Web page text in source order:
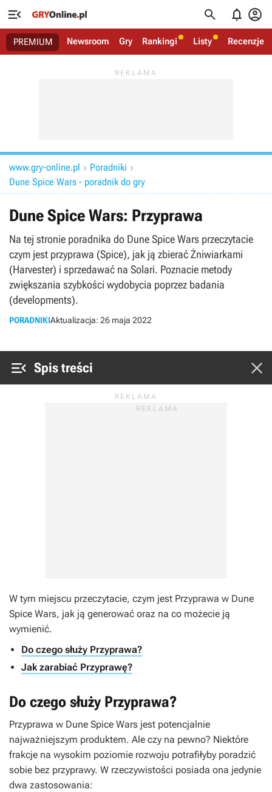
   
PREMIUM Newsroom Gry Rankingi Listy Recenzje
www.gry-online.pl  Poradniki 
Dune Spice Wars - poradnik do gry
Dune Spice Wars: Przyprawa
Na tej stronie poradnika do Dune Spice Wars przeczytacie
czym jest przyprawa (Spice), jak ją zbierać Żniwiarkami
(Harvester) i sprzedawać na Solari. Poznacie metody
zwiększania szybkości wydobycia poprzez badania
(developments).
PORADNIKIAktualizacja: 26 maja 2022
 Spis treści 
W tym miejscu przeczytacie, czym jest Przyprawa w Dune
Spice Wars, jak ją generować oraz na co możecie ją
wymienić.
Do czego służy Przyprawa?
Jak zarabiać Przyprawę?
Do czego służy Przyprawa?
Przyprawa w Dune Spice Wars jest potencjalnie
najważniejszym produktem. Ale czy na pewno? Niektóre
frakcje na wysokim poziomie rozwoju potrafiłyby poradzić
sobie bez przyprawy. W rzeczywistości posiada ona jedynie
dwa zastosowania: